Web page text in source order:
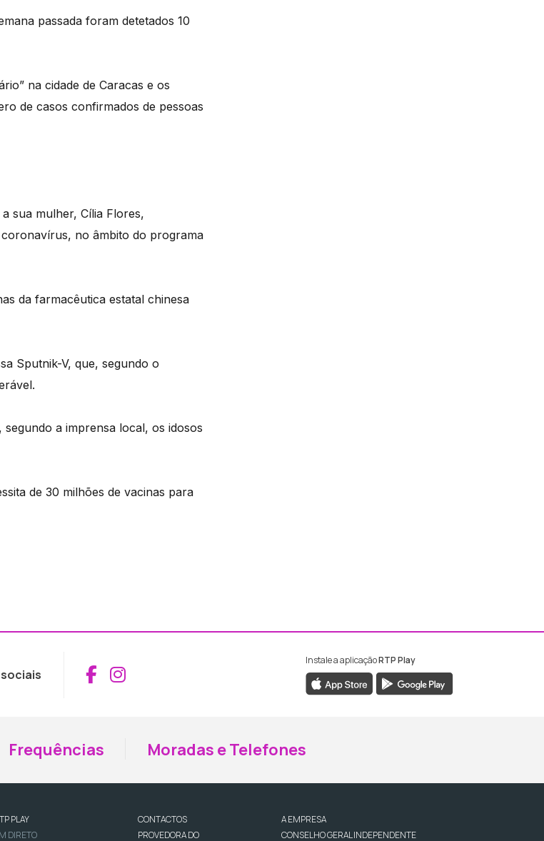
passada foram detetados 10
na cidade de Caracas e os
de casos confirmados de pessoas
sua mulher, Cília Flores,
no âmbito do programa
da farmacêutica estatal chinesa
Sputnik-V, que, segundo o
a imprensa local, os idosos
de 30 milhões de vacinas para
Aceder ao Facebook da RTP Madeira
Aceder ao Instagram da RTP Madeira
Instale a aplicaçãoRTP Play
Frequências Moradas e Telefones
PLAY
DIRETO
CONTACTOS
PROVEDORA DO
A EMPRESA
CONSELHO GERAL INDEPENDENTE